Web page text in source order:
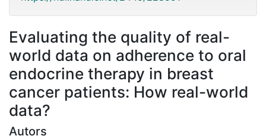
Evaluating the quality of real-
world data on adherence to oral
endocrine therapy in breast
cancer patients: How real-world
data?
Autors